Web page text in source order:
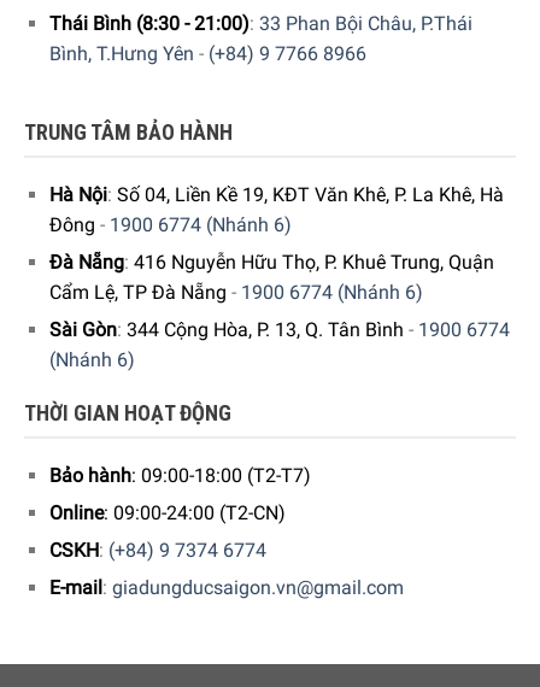
Thái Bình (8:30 - 21:00): 33 Phan Bội Châu, P.Thái
Bình, T.Hưng Yên - (+84) 9 7766 8966
TRUNG TÂM BẢO HÀNH
Hà Nội: Số 04, Liền Kề 19, KĐT Văn Khê, P. La Khê, Hà
Đông - 1900 6774 (Nhánh 6)
Đà Nẵng: 416 Nguyễn Hữu Thọ, P. Khuê Trung, Quận
Cẩm Lệ, TP Đà Nẵng - 1900 6774 (Nhánh 6)
Sài Gòn: 344 Cộng Hòa, P. 13, Q. Tân Bình - 1900 6774
(Nhánh 6)
THỜI GIAN HOẠT ĐỘNG
Bảo hành: 09:00-18:00 (T2-T7)
Online: 09:00-24:00 (T2-CN)
CSKH: (+84) 9 7374 6774
E-mail : giadungducsaigon.vn@gmail.com